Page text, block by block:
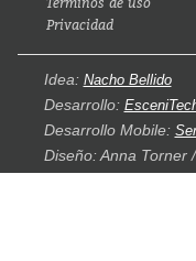
Privacidad
Idea: Nacho Bellido
Desarrollo:
Desarrollo Mobile:
Diseño: Anna Torner